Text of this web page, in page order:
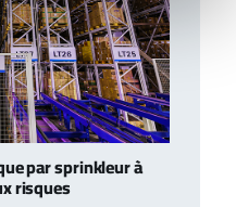
par sprinkleur à
risques